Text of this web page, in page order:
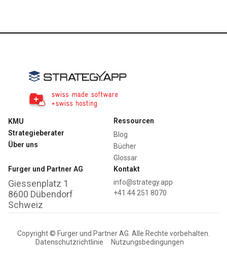
KMU
Strategieberater
Über uns
Ressourcen
Blog
Bücher
Glossar
Furger und Partner AG
Giessenplatz 1
8600 Dübendorf
Schweiz
Kontakt
info@strategy.app
+41 44 251 8070
Copyright © Furger und Partner AG. Alle Rechte vorbehalten.
Datenschutzrichtlinie
Nutzungsbedingungen